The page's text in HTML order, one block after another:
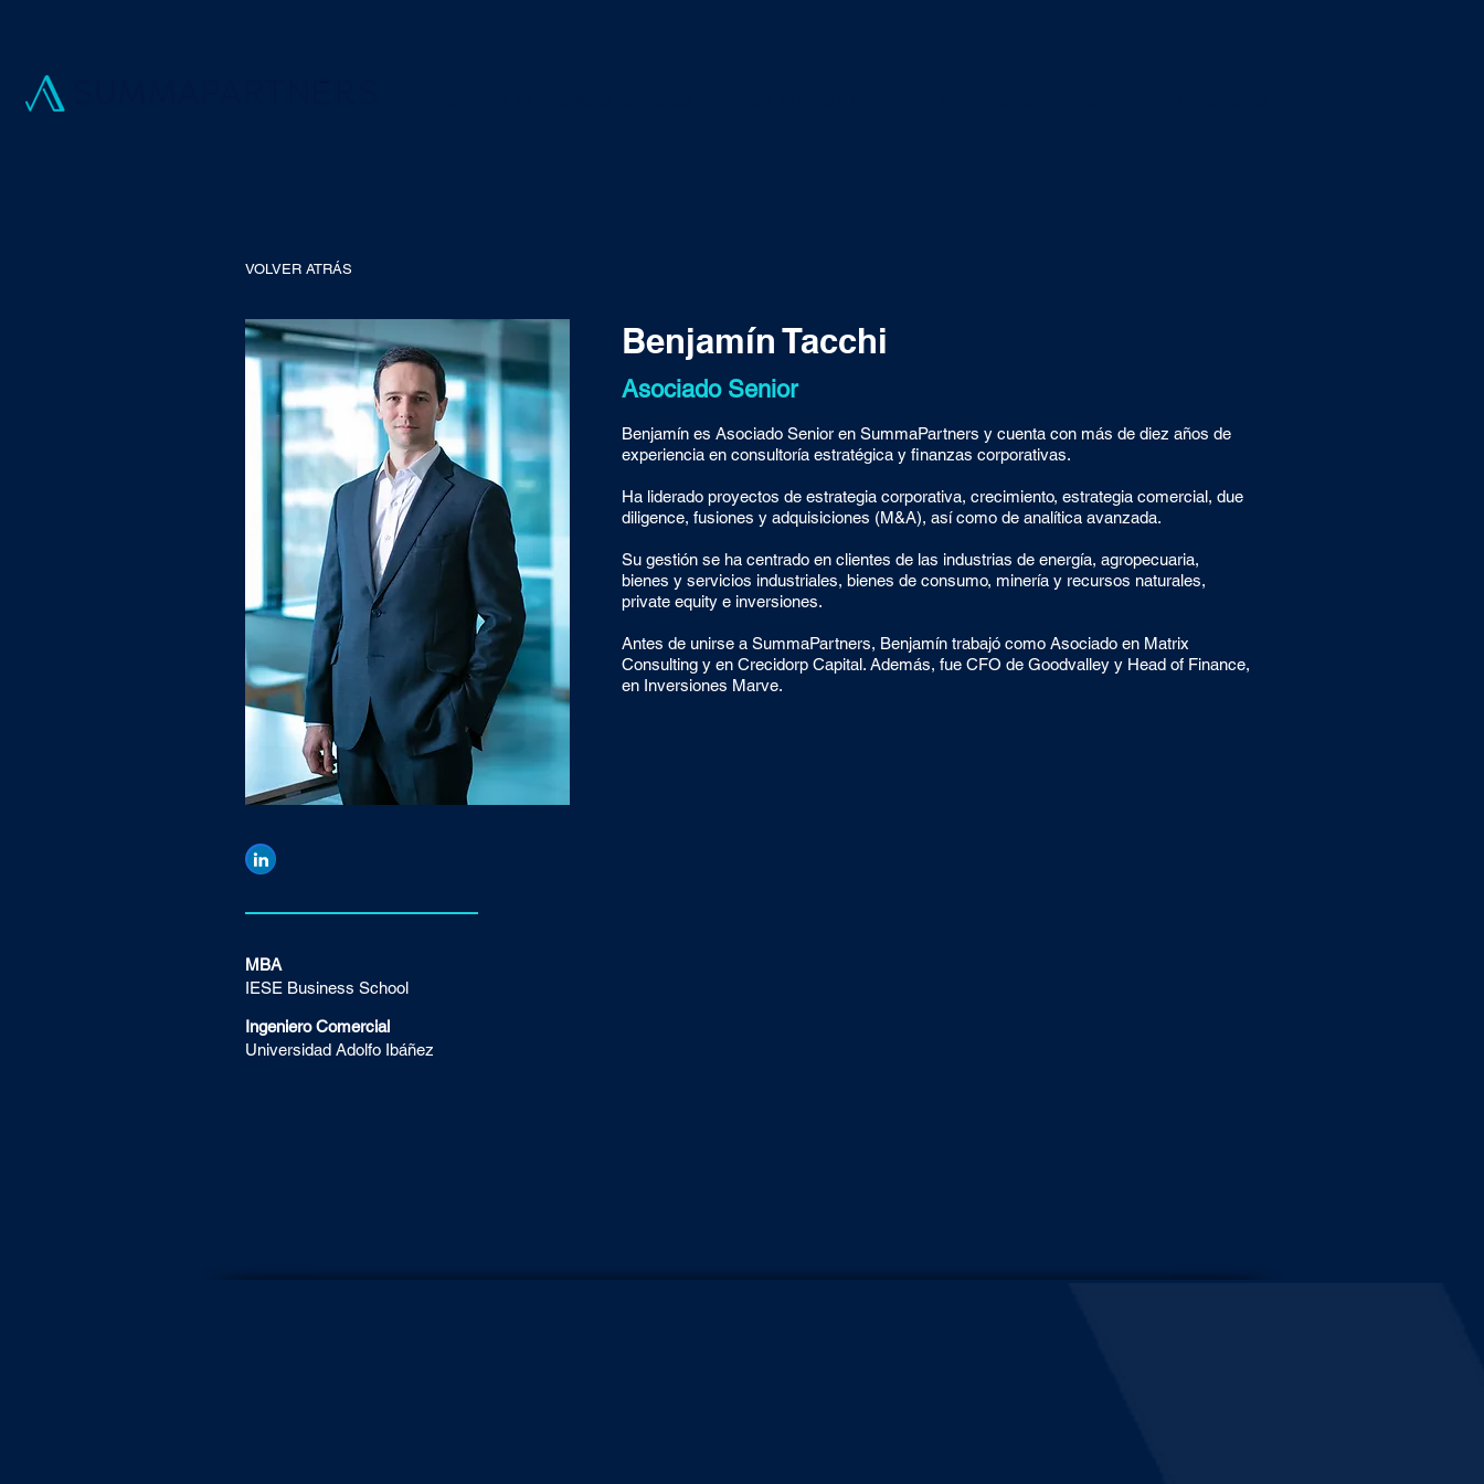
VOLVER ATRÁS
Benjamín Tacchi
Asociado Senior
Benjamín es Asociado Senior en SummaPartners y cuenta con más de diez años de
experiencia en consultoría estratégica y finanzas corporativas.
Ha liderado proyectos de estrategia corporativa, crecimiento, estrategia comercial, due
diligence, fusiones y adquisiciones (M&A), así como de analítica avanzada.
Su gestión se ha centrado en clientes de las industrias de energía, agropecuaria,
bienes y servicios industriales, bienes de consumo, minería y recursos naturales,
private equity e inversiones.
Antes de unirse a SummaPartners, Benjamín trabajó como Asociado en Matrix
Consulting y en Crecidorp Capital. Además, fue CFO de Goodvalley y Head of Finance,
en Inversiones Marve.
MBA
IESE Business School
Ingeniero Comercial
Universidad Adolfo Ibáñez